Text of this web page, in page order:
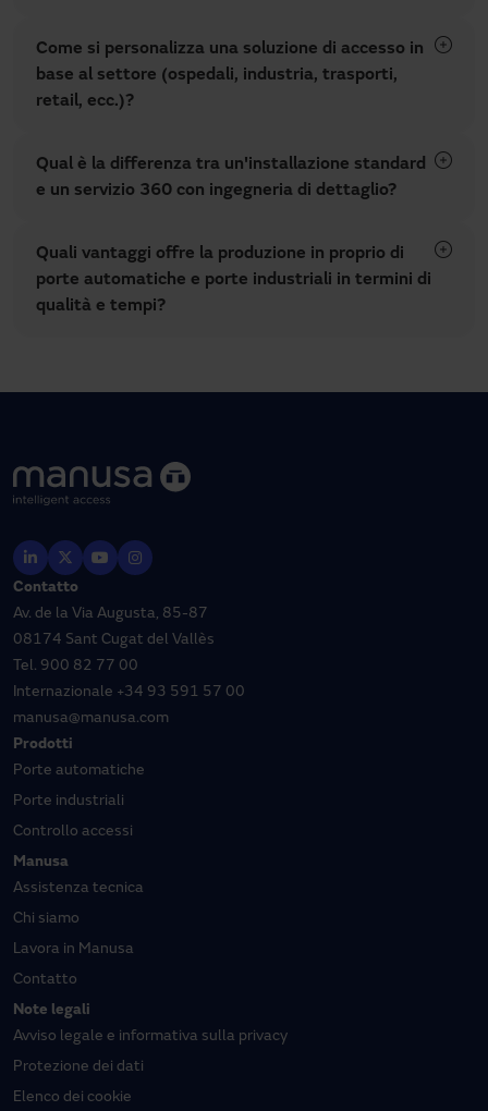
Come si personalizza una soluzione di accesso in
base al settore (ospedali, industria, trasporti,
retail, ecc.)?
Qual è la differenza tra un'installazione standard
e un servizio 360 con ingegneria di dettaglio?
Quali vantaggi offre la produzione in proprio di
porte automatiche e porte industriali in termini di
qualità e tempi?
Contatto
Av. de la Via Augusta, 85-87
08174 Sant Cugat del Vallès
Tel. 900 82 77 00
Internazionale +34 93 591 57 00
manusa@manusa.com
Prodotti
Porte automatiche
Porte industriali
Controllo accessi
Manusa
Assistenza tecnica
Chi siamo
Lavora in Manusa
Contatto
Note legali
Avviso legale e informativa sulla privacy
Protezione dei dati
Elenco dei cookie